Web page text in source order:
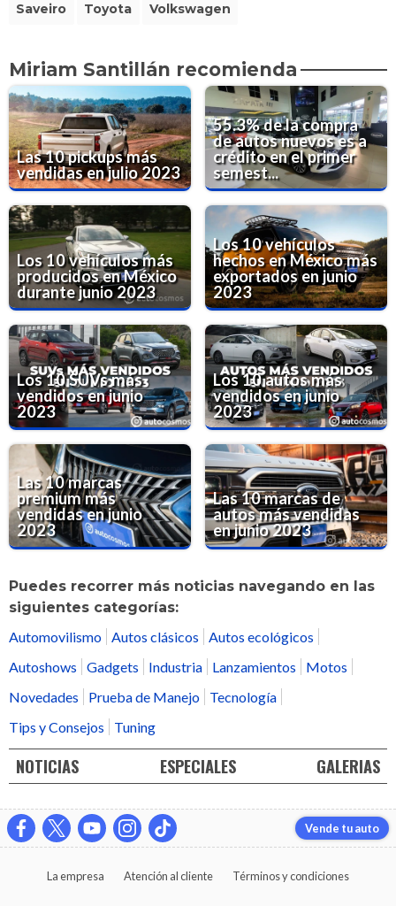
Saveiro Toyota Volkswagen
Miriam Santillán recomienda
Las 10 pickups más
vendidas en julio 2023
55.3% de la compra
de autos nuevos es a
crédito en el primer
semest...
Los 10 vehículos más
producidos en México
durante junio 2023
Los 10 vehículos
hechos en México más
exportados en junio
2023
Los 10 SUVs más
vendidos en junio
2023
Los 10 autos más
vendidos en junio
2023
Las 10 marcas
premium más
vendidas en junio
2023
Las 10 marcas de
autos más vendidas
en junio 2023
Puedes recorrer más noticias navegando en las
siguientes categorías:
Automovilismo
Autos clásicos
Autos ecológicos
Autoshows
Gadgets Industria Lanzamientos
Motos
Novedades
Prueba de Manejo
Tecnología
Tips y Consejos
Tuning
NOTICIAS ESPECIALES GALERIAS
Vende tu auto
La empresa Atención al cliente Términos y condiciones